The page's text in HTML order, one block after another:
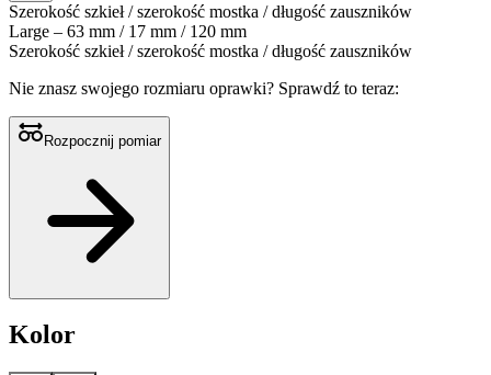
Szerokość szkieł / szerokość mostka / długość zauszników
Large – 63 mm / 17 mm / 120 mm
Szerokość szkieł / szerokość mostka / długość zauszników
Nie znasz swojego rozmiaru oprawki? Sprawdź to teraz:
Rozpocznij pomiar
Kolor